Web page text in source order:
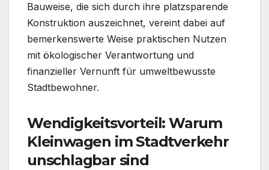
Bauweise, die sich durch ihre platzsparende
Konstruktion auszeichnet, vereint dabei auf
bemerkenswerte Weise praktischen Nutzen
mit ökologischer Verantwortung und
finanzieller Vernunft für umweltbewusste
Stadtbewohner.
Wendigkeitsvorteil: Warum
Kleinwagen im Stadtverkehr
unschlagbar sind